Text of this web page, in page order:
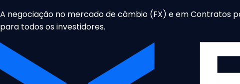
A negociação no mercado de câmbio (FX) e em Contratos
para todos os investidores.